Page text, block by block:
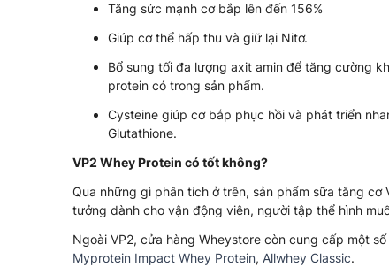
Tăng sức mạnh cơ bắp lên đến 156%
Giúp cơ thể hấp thu và giữ lại Nitơ.
Bổ sung tối đa lượng axit amin để tăng cường
protein có trong sản phẩm.
Cysteine giúp cơ bắp phục hồi và phát triển
Glutathione.
VP2 Whey Protein có tốt không?
Qua những gì phân tích ở trên, sản phẩm sữa tăng
tưởng dành cho vận động viên, người tập thể hình
Ngoài VP2, cửa hàng Wheystore còn cung cấp một
Myprotein Impact Whey Protein, Allwhey Classic.